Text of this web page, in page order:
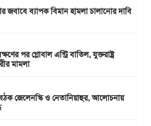
জবাবে ব্যাপক বিমান হামলা চালানোর দাবি
পর গ্লোবাল এন্ট্রি বাতিল, যুক্তরাষ্ট্র
মামলা
জেলেনস্কি ও নেতানিয়াহুর, আলোচনায়